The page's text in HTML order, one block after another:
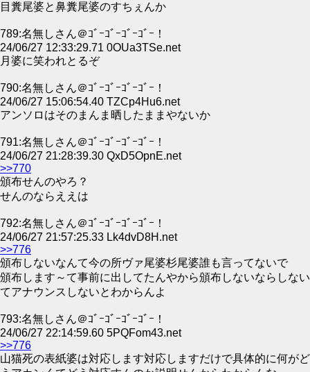
目糞尾婆と鼻糞尾婆のすちぇんか
789:名無しさん＠ｺﾞｰｺﾞｰｺﾞｰｺﾞｰ！
24/06/27 12:33:29.71 0OUa3TSe.net
月婆に笑われとるぞ
790:名無しさん＠ｺﾞｰｺﾞｰｺﾞｰｺﾞｰ！
24/06/27 15:06:54.40 TZCp4Hu6.net
アンソロはそのまんま晒したままやないか
791:名無しさん＠ｺﾞｰｺﾞｰｺﾞｰｺﾞｰ！
24/06/27 21:28:39.30 QxD5OpnE.net
>>770
頒布せんのやろ？
せんのならええは
792:名無しさん＠ｺﾞｰｺﾞｰｺﾞｰｺﾞｰ！
24/06/27 21:57:25.33 Lk4dvD8H.net
>>776
頒布しないなんて今の所ヴァ尾婆杉尾婆誰も言ってないで
頒布します～て事前に出してたんやから頒布しないならしない
てアナウンスしないとわからんよ
793:名無しさん＠ｺﾞｰｺﾞｰｺﾞｰｺﾞｰ！
24/06/27 22:14:59.60 5PQFom43.net
>>776
山猫死の表紙婆は対応します対応しますだけで具体的に何がど